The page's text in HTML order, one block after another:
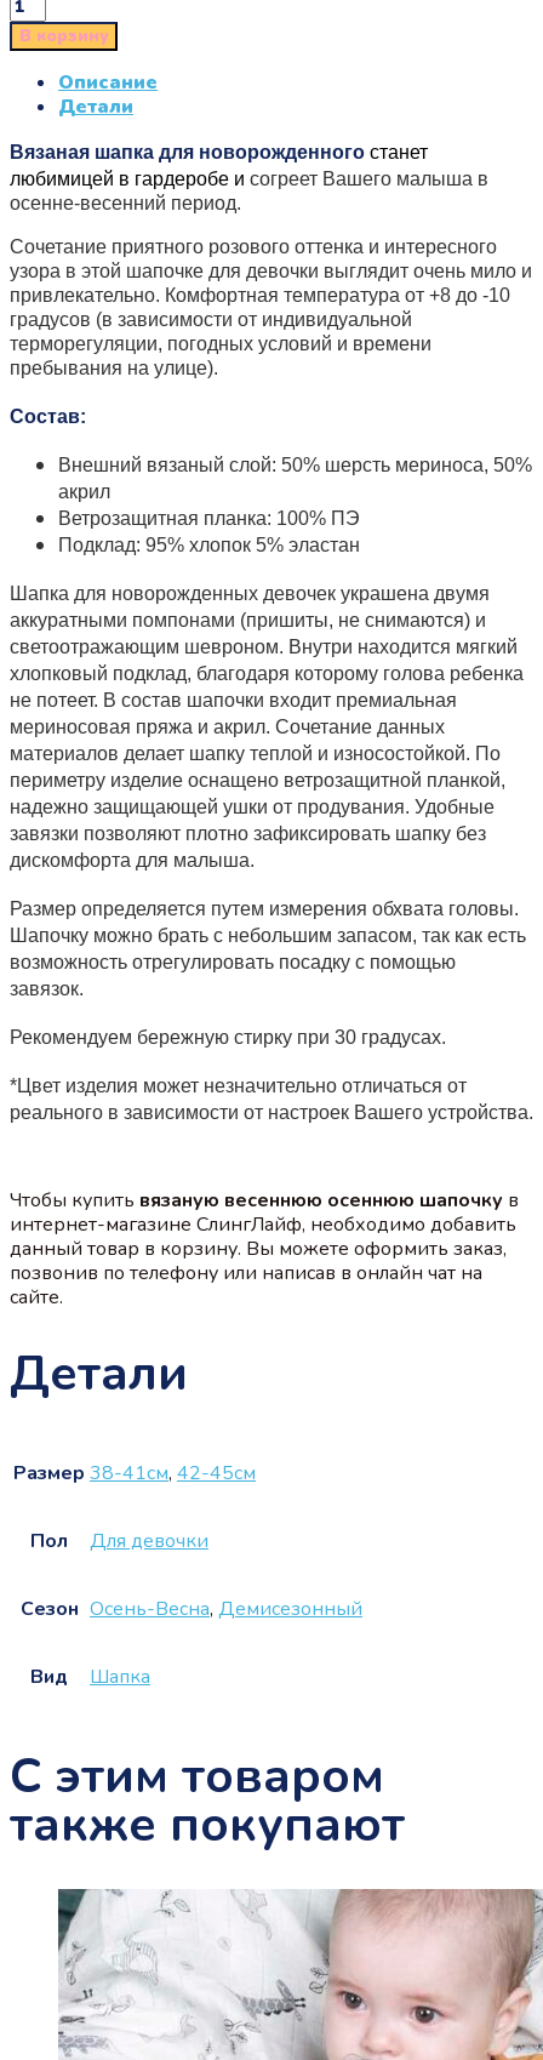
В корзину
Описание
Детали
Вязаная шапка для новорожденного станет
любимицей в гардеробе и согреет Вашего малыша в
осенне-весенний период.
Сочетание приятного розового оттенка и интересного
узора в этой шапочке для девочки выглядит очень мило и
привлекательно. Комфортная температура от +8 до -10
градусов (в зависимости от индивидуальной
терморегуляции, погодных условий и времени
пребывания на улице).
Состав:
Внешний вязаный слой: 50% шерсть мериноса, 50%
акрил
Ветрозащитная планка: 100% ПЭ
Подклад: 95% хлопок 5% эластан
Шапка для новорожденных девочек украшена двумя
аккуратными помпонами (пришиты, не снимаются) и
светоотражающим шевроном. Внутри находится мягкий
хлопковый подклад, благодаря которому голова ребенка
не потеет. В состав шапочки входит премиальная
мериносовая пряжа и акрил. Сочетание данных
материалов делает шапку теплой и износостойкой. По
периметру изделие оснащено ветрозащитной планкой,
надежно защищающей ушки от продувания. Удобные
завязки позволяют плотно зафиксировать шапку без
дискомфорта для малыша.
Размер определяется путем измерения обхвата головы.
Шапочку можно брать с небольшим запасом, так как есть
возможность отрегулировать посадку с помощью
завязок.
Рекомендуем бережную стирку при 30 градусах.
*Цвет изделия может незначительно отличаться от
реального в зависимости от настроек Вашего устройства.
Чтобы купить вязаную весеннюю осеннюю шапочку в
интернет-магазине СлингЛайф, необходимо добавить
данный товар в корзину. Вы можете оформить заказ,
позвонив по телефону или написав в онлайн чат на
сайте.
Детали
Размер 38-41см, 42-45см
Пол Для девочки
Сезон Осень-Весна, Демисезонный
Вид Шапка
С этим товаром
также покупают